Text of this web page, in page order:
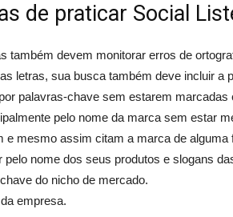
de praticar Social
também devem monitorar erros de
letras, sua busca também deve incluir a
palavras-chave sem estarem
pelo nome da marca sem estar
e mesmo assim citam a marca de alguma
pelo nome dos seus produtos e slogans
do nicho de mercado.
empresa.